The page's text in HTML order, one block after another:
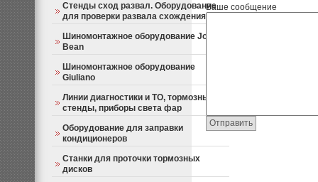
Стенды сход развал. Оборудование
для проверки развала схождения
Шиномонтажное оборудование John
Bean
Шиномонтажное оборудование
Giuliano
Линии диагностики и ТО, тормозные
стенды, приборы света фар
Оборудование для заправки
кондиционеров
Станки для проточки тормозных
дисков
Ваше сообщение